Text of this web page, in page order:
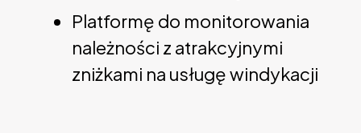
Platformę do monitorowania
należności z atrakcyjnymi
zniżkami na usługę windykacji